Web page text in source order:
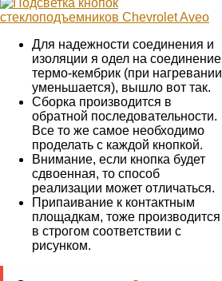
Для надежности соединения и
изоляции я одел на соединение
термо-кембрик (при нагревании
уменьшается), вышло вот так.
Сборка производится в
обратной последовательности.
Все то же самое необходимо
проделать с каждой кнопкой.
Внимание, если кнопка будет
сдвоенная, то способ
реализации может отличаться.
Припаивание к контактным
площадкам, тоже производится
в строгом соответствии с
рисунком.